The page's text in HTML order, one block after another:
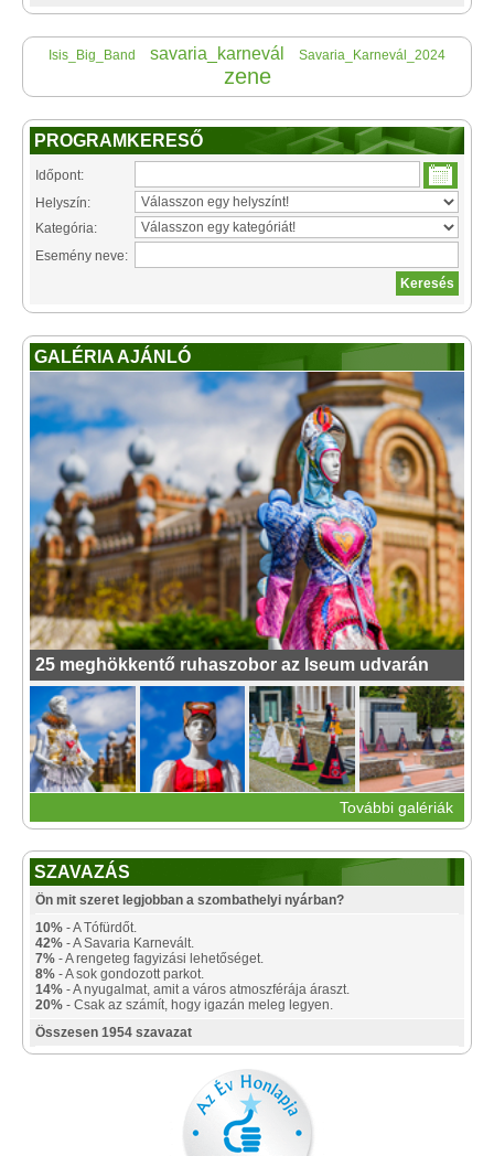
Isis_Big_Band savaria_karnevál Savaria_Karnevál_2024
zene
PROGRAMKERESŐ
Időpont:
Helyszín:
Kategória:
Esemény neve:
GALÉRIA AJÁNLÓ
25 meghökkentő ruhaszobor az Iseum udvarán
További galériák
SZAVAZÁS
Ön mit szeret legjobban a szombathelyi nyárban?
10% - A Tófürdőt.
42% - A Savaria Karnevált.
7% - A rengeteg fagyizási lehetőséget.
8% - A sok gondozott parkot.
14% - A nyugalmat, amit a város atmoszférája áraszt.
20% - Csak az számít, hogy igazán meleg legyen.
Összesen 1954 szavazat